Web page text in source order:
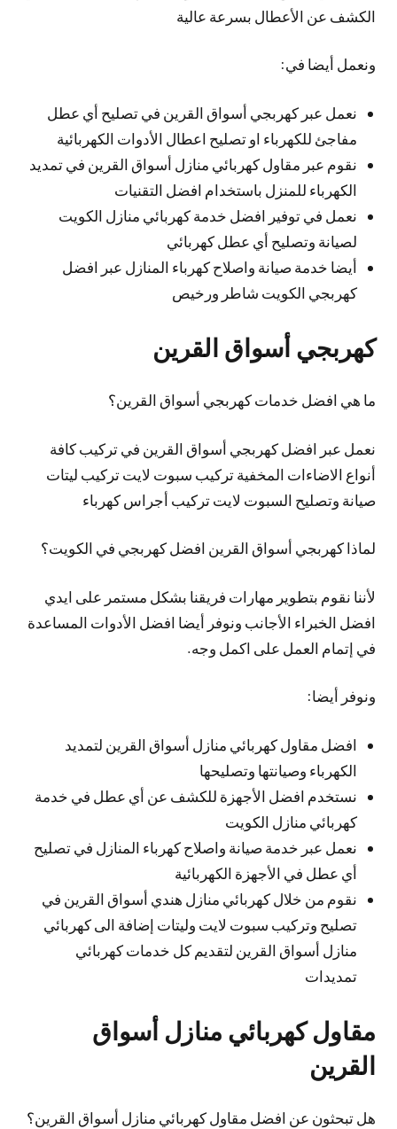
الكشف عن الأعطال بسرعة عالية
ونعمل أيضا في:
نعمل عبر كهربجي أسواق القرين في تصليح أي عطل
مفاجئ للكهرباء او تصليح اعطال الأدوات الكهربائية
نقوم عبر مقاول كهربائي منازل أسواق القرين في تمديد
الكهرباء للمنزل باستخدام افضل التقنيات
نعمل في توفير افضل خدمة كهربائي منازل الكويت
لصيانة وتصليح أي عطل كهربائي
أيضا خدمة صيانة واصلاح كهرباء المنازل عبر افضل
كهربجي الكويت شاطر ورخيص
كهربجي أسواق القرين
ما هي افضل خدمات كهربجي أسواق القرين؟
نعمل عبر افضل كهربجي أسواق القرين في تركيب كافة
أنواع الاضاءات المخفية تركيب سبوت لايت تركيب ليتات
صيانة وتصليح السبوت لايت تركيب أجراس كهرباء
لماذا كهربجي أسواق القرين افضل كهربجي في الكويت؟
لأننا نقوم بتطوير مهارات فريقنا بشكل مستمر على ايدي
افضل الخبراء الأجانب ونوفر أيضا افضل الأدوات المساعدة
في إتمام العمل على اكمل وجه.
ونوفر أيضا:
افضل مقاول كهربائي منازل أسواق القرين لتمديد
الكهرباء وصيانتها وتصليحها
نستخدم افضل الأجهزة للكشف عن أي عطل في خدمة
كهربائي منازل الكويت
نعمل عبر خدمة صيانة واصلاح كهرباء المنازل في تصليح
أي عطل في الأجهزة الكهربائية
نقوم من خلال كهربائي منازل هندي أسواق القرين في
تصليح وتركيب سبوت لايت وليتات إضافة الى كهربائي
منازل أسواق القرين لتقديم كل خدمات كهربائي
تمديدات
مقاول كهربائي منازل أسواق
القرين
هل تبحثون عن افضل مقاول كهربائي منازل أسواق القرين؟